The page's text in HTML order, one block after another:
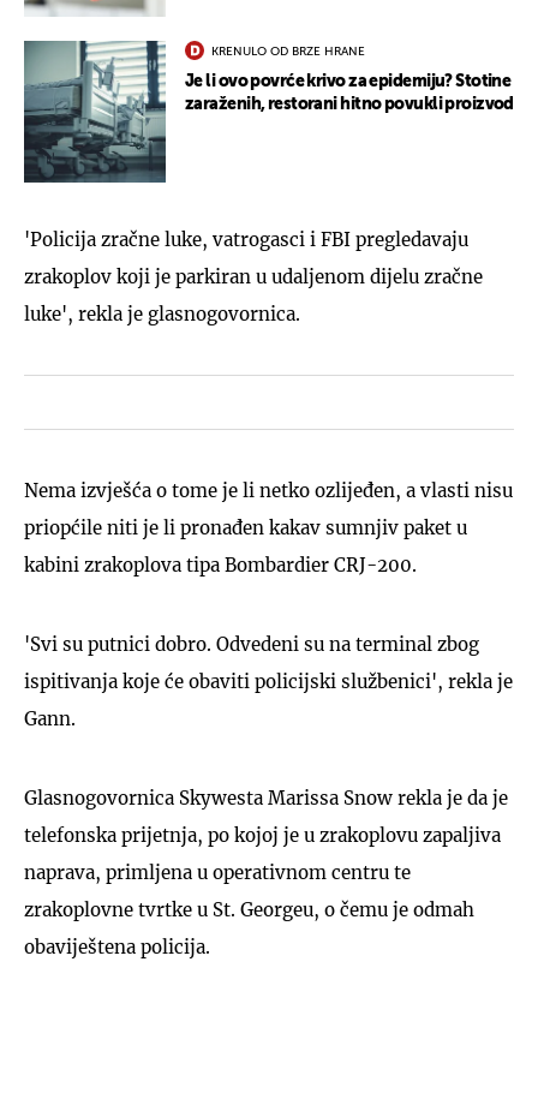
KRENULO OD BRZE HRANE
Je li ovo povrće krivo za epidemiju? Stotine
zaraženih, restorani hitno povukli proizvod
'Policija zračne luke, vatrogasci i FBI pregledavaju
zrakoplov koji je parkiran u udaljenom dijelu zračne
luke', rekla je glasnogovornica.
Nema izvješća o tome je li netko ozlijeđen, a vlasti nisu
priopćile niti je li pronađen kakav sumnjiv paket u
kabini zrakoplova tipa Bombardier CRJ-200.
'Svi su putnici dobro. Odvedeni su na terminal zbog
ispitivanja koje će obaviti policijski službenici', rekla je
Gann.
Glasnogovornica Skywesta Marissa Snow rekla je da je
telefonska prijetnja, po kojoj je u zrakoplovu zapaljiva
naprava, primljena u operativnom centru te
zrakoplovne tvrtke u St. Georgeu, o čemu je odmah
obaviještena policija.